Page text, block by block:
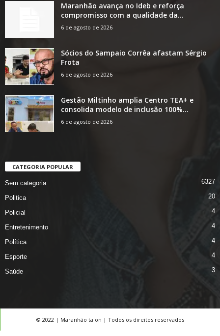
Maranhão avança no Ideb e reforça
compromisso com a qualidade da...
6 de agosto de 2026
Sócios do Sampaio Corrêa afastam Sérgio
Frota
6 de agosto de 2026
Gestão Miltinho amplia Centro TEA+ e
consolida modelo de inclusão 100%...
6 de agosto de 2026
CATEGORIA POPULAR
Sem categoria 6327
Politica 20
Policial 4
Entretenimento 4
Política 4
Esporte 4
Saúde 3
© 2022 | Maranhão ta on | Todos os direitos reservados